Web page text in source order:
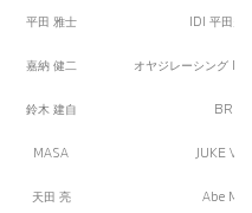
平田 雅士 IDI 平田空
嘉納 健二 オヤジレーシング
鈴木 建自
MASA JUKE
天田 亮 Abe